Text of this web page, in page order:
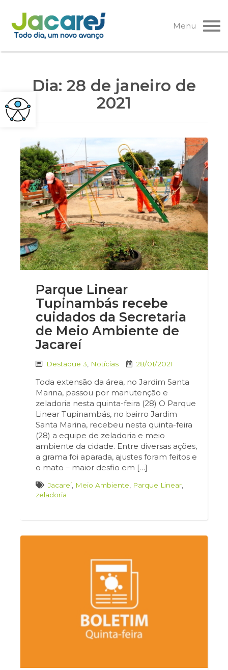
Pular
para
o
Menu
Dia: 28 de janeiro de
2021
Parque Linear
Tupinambás recebe
cuidados da Secretaria
de Meio Ambiente de
Jacareí
Destaque 3 Notícias 28/01/2021
Toda extensão da área, no Jardim Santa
Marina, passou por manutenção e
zeladoria nesta quinta-feira (28) O Parque
Linear Tupinambás, no bairro Jardim
Santa Marina, recebeu nesta quinta-feira
(28) a equipe de zeladoria e meio
ambiente da cidade. Entre diversas ações,
a grama foi aparada, ajustes foram feitos e
o mato – maior desfio em […]
Jacareí, Meio Ambiente Parque Linear
zeladoria